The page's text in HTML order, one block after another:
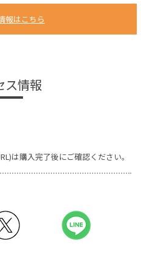
報はこちら
ス情報
は購入完了後にご確認ください。